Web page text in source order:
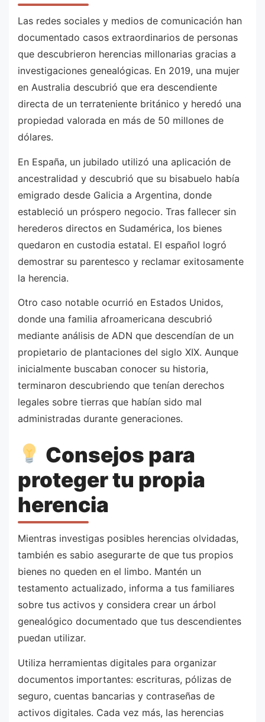
Las redes sociales y medios de comunicación han
documentado casos extraordinarios de personas
que descubrieron herencias millonarias gracias a
investigaciones genealógicas. En 2019, una mujer
en Australia descubrió que era descendiente
directa de un terrateniente británico y heredó una
propiedad valorada en más de 50 millones de
dólares.
En España, un jubilado utilizó una aplicación de
ancestralidad y descubrió que su bisabuelo había
emigrado desde Galicia a Argentina, donde
estableció un próspero negocio. Tras fallecer sin
herederos directos en Sudamérica, los bienes
quedaron en custodia estatal. El español logró
demostrar su parentesco y reclamar exitosamente
la herencia.
Otro caso notable ocurrió en Estados Unidos,
donde una familia afroamericana descubrió
mediante análisis de ADN que descendían de un
propietario de plantaciones del siglo XIX. Aunque
inicialmente buscaban conocer su historia,
terminaron descubriendo que tenían derechos
legales sobre tierras que habían sido mal
administradas durante generaciones.
Consejos para
proteger tu propia
herencia
Mientras investigas posibles herencias olvidadas,
también es sabio asegurarte de que tus propios
bienes no queden en el limbo. Mantén un
testamento actualizado, informa a tus familiares
sobre tus activos y considera crear un árbol
genealógico documentado que tus descendientes
puedan utilizar.
Utiliza herramientas digitales para organizar
documentos importantes: escrituras, pólizas de
seguro, cuentas bancarias y contraseñas de
activos digitales. Cada vez más, las herencias